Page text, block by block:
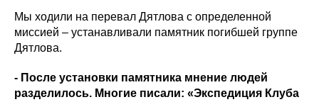
Мы ходили на перевал Дятлова с определенной
миссией – устанавливали памятник погибшей группе
Дятлова.
- После установки памятника мнение людей
разделилось. Многие писали: «Экспедиция Клуба